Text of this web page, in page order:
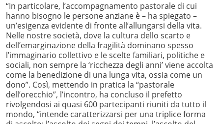
“In particolare, l’accompagnamento pastorale di cui
hanno bisogno le persone anziane è – ha spiegato –
un’esigenza evidente di fronte all’allungarsi della vita.
Nelle nostre società, dove la cultura dello scarto e
dell’emarginazione della fragilità dominano spesso
l’immaginario collettivo e le scelte familiari, politiche e
sociali, non sempre la ‘ricchezza degli anni’ viene accolta
come la benedizione di una lunga vita, ossia come un
dono”. Così, mettendo in pratica la “pastorale
dell’orecchio”, l’incontro, ha concluso il prefetto
rivolgendosi ai quasi 600 partecipanti riuniti da tutto il
mondo, “intende caratterizzarsi per una triplice forma